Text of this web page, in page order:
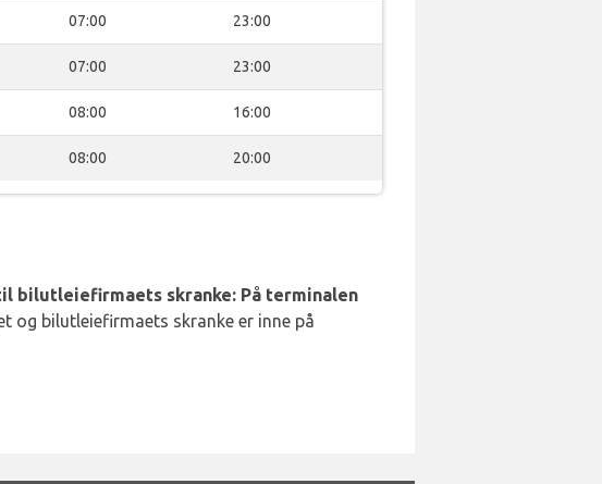
07:00 23:00
07:00 23:00
08:00 16:00
08:00 20:00
bilutleiefirmaets skranke: På terminalen
og bilutleiefirmaets skranke er inne på